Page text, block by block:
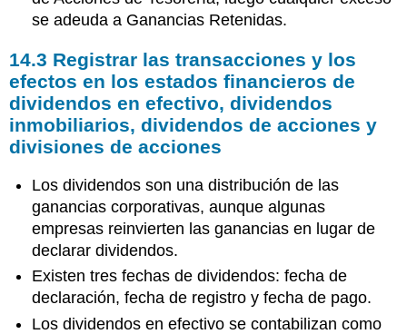
se adeuda a Ganancias Retenidas.
14.3 Registrar las transacciones y los
efectos en los estados financieros de
dividendos en efectivo, dividendos
inmobiliarios, dividendos de acciones y
divisiones de acciones
Los dividendos son una distribución de las
ganancias corporativas, aunque algunas
empresas reinvierten las ganancias en lugar de
declarar dividendos.
Existen tres fechas de dividendos: fecha de
declaración, fecha de registro y fecha de pago.
Los dividendos en efectivo se contabilizan como